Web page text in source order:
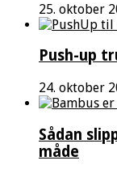
25. oktober
Push-up
24. oktober
Sådan
måde